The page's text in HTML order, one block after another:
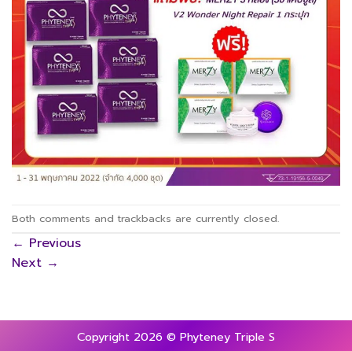
Both comments and trackbacks are currently closed.
← Previous
Next →
Copyright 2026 © Phyteney Triple S